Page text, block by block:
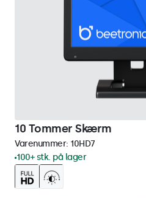
10 Tommer Skærm
Varenummer: 10HD7
100+ stk. på lager